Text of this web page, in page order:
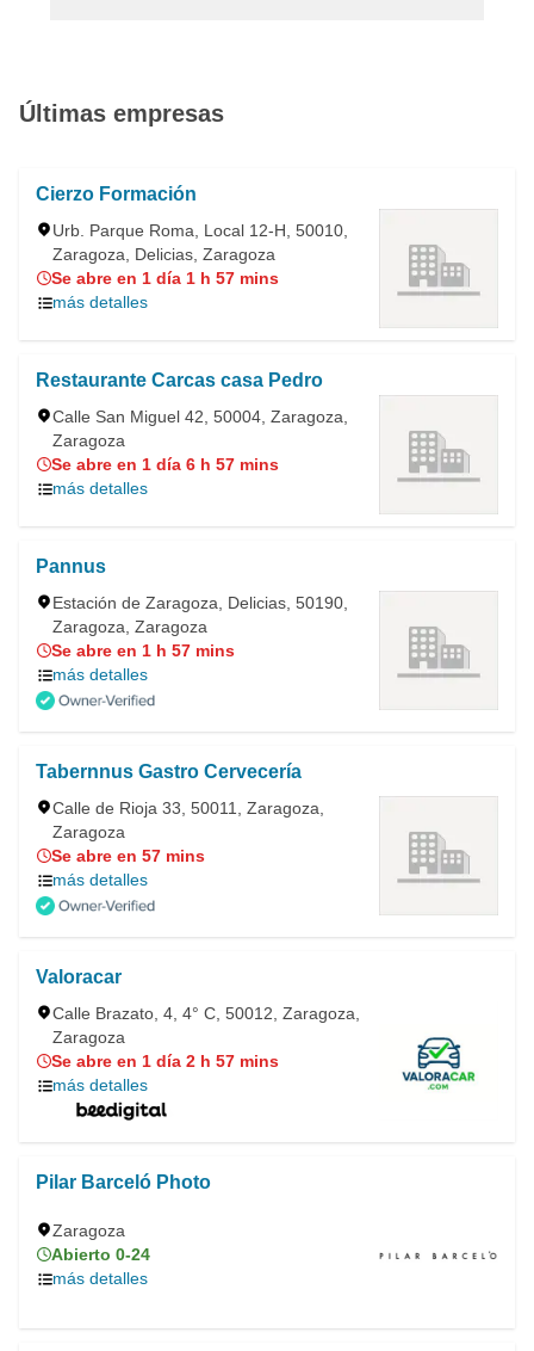
Últimas empresas
Cierzo Formación
Urb. Parque Roma, Local 12-H, 50010,
Zaragoza, Delicias, Zaragoza
Se abre en 1 día 1 h 57 mins
más detalles
Restaurante Carcas casa Pedro
Calle San Miguel 42, 50004, Zaragoza,
Zaragoza
Se abre en 1 día 6 h 57 mins
más detalles
Pannus
Estación de Zaragoza, Delicias, 50190,
Zaragoza, Zaragoza
Se abre en 1 h 57 mins
más detalles
Tabernnus Gastro Cervecería
Calle de Rioja 33, 50011, Zaragoza,
Zaragoza
Se abre en 57 mins
más detalles
Valoracar
Calle Brazato, 4, 4° C, 50012, Zaragoza,
Zaragoza
Se abre en 1 día 2 h 57 mins
más detalles
Pilar Barceló Photo
Zaragoza
Abierto 0-24
más detalles